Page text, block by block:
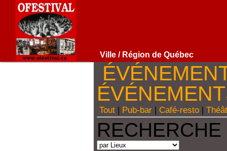
Ville / Région de Québec
Tout | Pub-bar | Café-resto |